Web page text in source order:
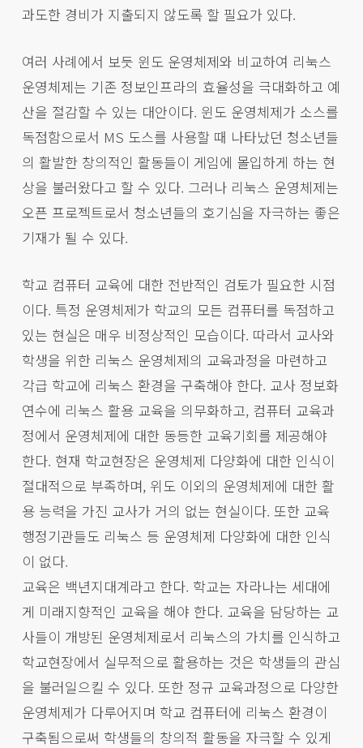
과도한 경비가 지출되지 않도록 할 필요가 있다.
여러 사례에서 보듯 윈도 운영체제와 비교하여 리눅스
운영체제는 기존 정보인프라의 효율성을 극대화하고 예
산을 절감할 수 있는 대안이다. 윈도 운영체제가 소스를
독점함으로서 MS 도스를 사용할 때 나타났던 청소년들
의 활발한 창의적인 활동들이 게임에 몰입하게 하는 현
상을 불러왔다고 할 수 있다. 그러나 리눅스 운영체제는
오픈 프로젝트로서 청소년들의 호기심을 자극하는 좋은
기재가 될 수 있다.
학교 컴퓨터 교육에 대한 전반적인 검토가 필요한 시점
이다. 특정 운영체제가 학교의 모든 컴퓨터를 독점하고
있는 현실은 매우 비정상적인 모습이다. 따라서 교사와
학생을 위한 리눅스 운영체제의 교육과정을 마련하고
각급 학교에 리눅스 환경을 구축해야 한다. 교사 정보화
연수에 리눅스 활용 교육을 의무화하고, 컴퓨터 교육과
정에서 운영체제에 대한 동등한 교육기회를 제공해야
한다. 현재 학교현장은 운영체제 다양화에 대한 인식이
절대적으로 부족하며, 위도 이외의 운영체제에 대한 활
용 능력을 가진 교사가 거의 없는 현실이다. 또한 교육
행정기관들도 리눅스 등 운영체제 다양화에 대한 인식
이 없다.
교육은 백년지대계라고 한다. 학교는 자라나는 세대에
게 미래지향적인 교육을 해야 한다. 교육을 담당하는 교
사들이 개방된 운영체제로서 리눅스의 가치를 인식하고
학교현장에서 실무적으로 활용하는 것은 학생들의 관심
을 불러일으킬 수 있다. 또한 정규 교육과정으로 다양한
운영체제가 다루어지며 학교 컴퓨터에 리눅스 환경이
구축됨으로써 학생들의 창의적 활동을 자극할 수 있게